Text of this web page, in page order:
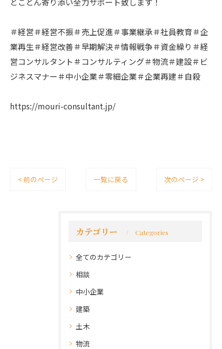
＃経営＃経営不振＃売上促進＃事業継承＃社員教育＃企
業再生＃経営改善＃早期解決＃情報戦争＃資金繰り＃経
営コンサルタント＃コンサルティング＃物流＃建設＃ビ
ジネスマナー＃中小企業＃零細企業＃企業再建＃自殺
https://mouri-consultant.jp/
< 前のページ 一覧に戻る 次のページ >
カテゴリー Categories
全てのカテゴリー
相談
中小企業
建築
土木
物流